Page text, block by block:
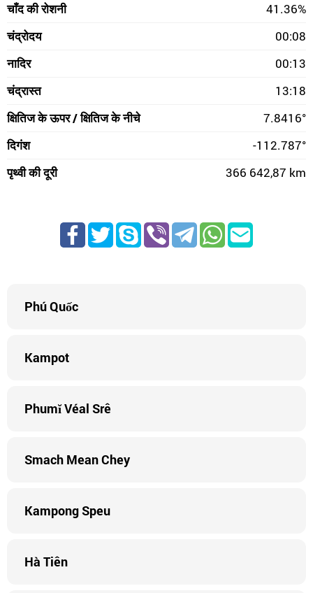
चाँद की रोशनी
41.36%
चंद्रोदय
00:08
नादिर
00:13
चंद्रास्त
13:18
क्षितिज के ऊपर / क्षितिज के नीचे
7.8416°
दिगंश
-112.787°
पृथ्वी की दूरी
366 642,87 km
Phú Quốc
Kampot
Phumĭ Véal Srê
Smach Mean Chey
Kampong Speu
Hà Tiên